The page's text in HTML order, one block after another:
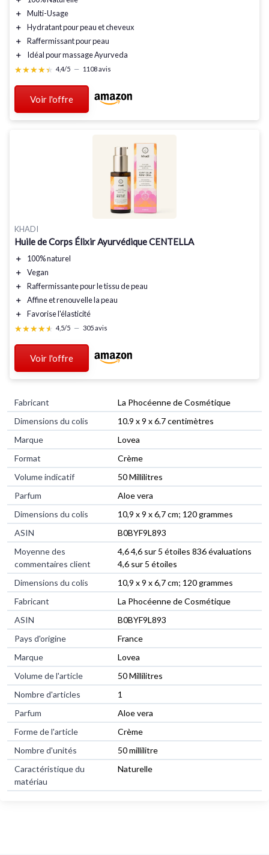
＋
Multi-Usage
＋
Hydratantpour peau et cheveux
＋
Raffermissantpour peau
＋
Idéal pour massage Ayurveda
★★★★★
★★★★★ 4,4/5 — 1108 avis
Voir l'offre
KHADI
Huile de Corps Élixir Ayurvédique CENTELLA
＋
100% naturel
＋
Vegan
＋
Raffermissantepour le tissu de peau
＋
Affineet renouvelle la peau
＋
Favorise l'élasticité
★★★★★
★★★★★ 4,5/5 — 305 avis
Voir l'offre
Fabricant
‎La Phocéenne de Cosmétique
Dimensions du colis
‎10.9 x 9 x 6.7 centimètres
Marque
‎Lovea
Format
‎Crème
Volume indicatif
‎50 Millilitres
Parfum
‎Aloe vera
Dimensions du colis
‎10,9 x 9 x 6,7 cm; 120 grammes
ASIN
‎B0BYF9L893
Moyenne des
commentaires client
4,6 4,6 sur 5 étoiles 836 évaluations
4,6 sur 5 étoiles
Dimensions du colis
10,9 x 9 x 6,7 cm; 120 grammes
Fabricant
La Phocéenne de Cosmétique
ASIN
B0BYF9L893
Pays d'origine
France
Marque
Lovea
Volume de l'article
50 Millilitres
Nombre d'articles
1
Parfum
Aloe vera
Forme de l'article
Crème
Nombre d'unités
50 millilitre
Caractéristique du
matériau
Naturelle